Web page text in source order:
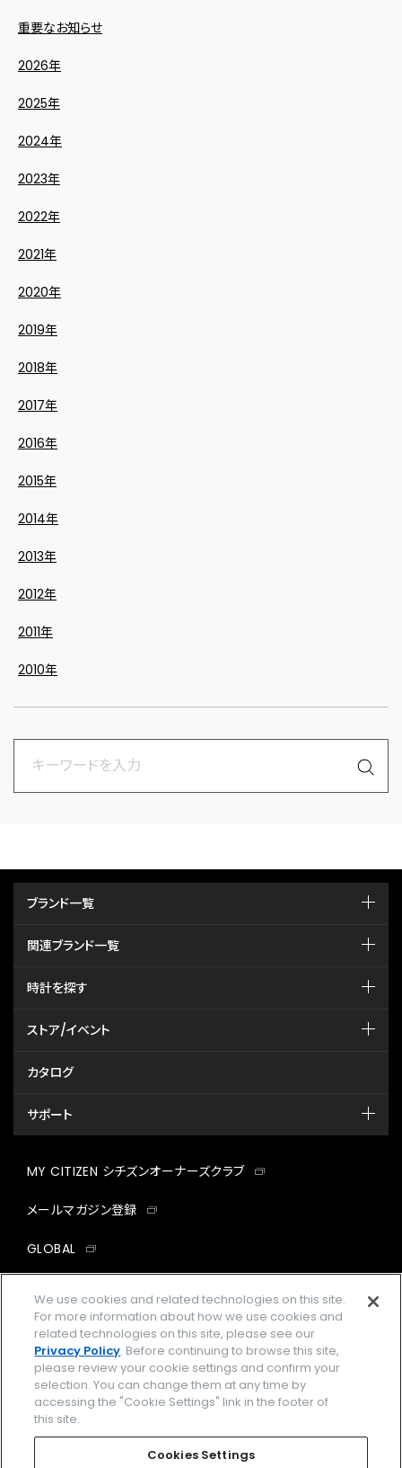
重要なお知らせ
2026年
2025年
2024年
2023年
2022年
2021年
2020年
2019年
2018年
2017年
2016年
2015年
2014年
2013年
2012年
2011年
2010年
ブランド一覧
関連ブランド一覧
時計を探す
ストア/イベント
カタログ
サポート
MY CITIZEN シチズンオーナーズクラブ
メールマガジン登録
GLOBAL
facebookinstagramtwitter
企業情報 ご利用規約
プライバシーポリシー Cookies Settings
We use cookies and related technologies on this site.
For more information about how we use cookies and
related technologies on this site, please see our
Privacy Policy. Before continuing to browse this site,
please review your cookie settings and confirm your
selection. You can change them at any time by
accessing the "Cookie Settings" link in the footer of
this site.
Cookies Settings